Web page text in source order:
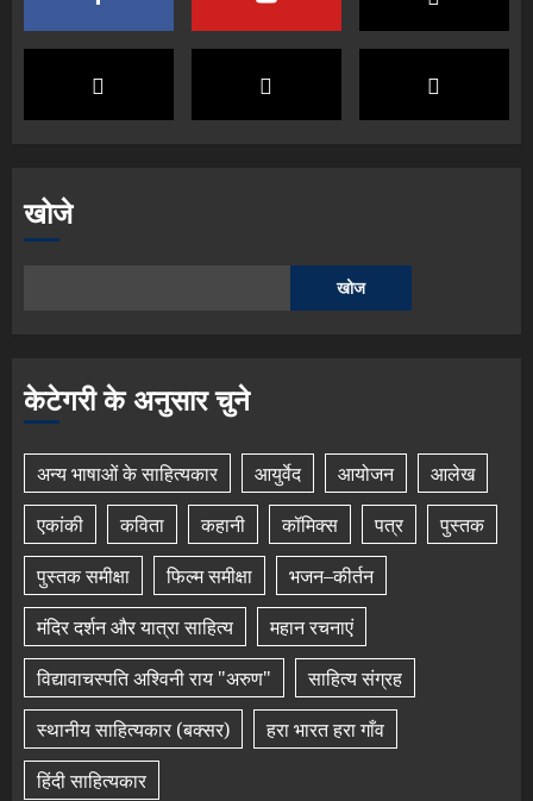
खोजे
खोज
केटेगरी के अनुसार चुने
अन्य भाषाओं के साहित्यकार आयुर्वेद आयोजन
आलेख
एकांकी
कविता कहानी कॉमिक्स पत्र
पुस्तक
पुस्तक समीक्षा
फिल्म समीक्षा
भजन–कीर्तन
मंदिर दर्शन और यात्रा साहित्य
महान रचनाएं
विद्यावाचस्पति अश्विनी राय "अरुण"
साहित्य संग्रह
स्थानीय साहित्यकार (बक्सर)
हरा भारत हरा गाँव
हिंदी साहित्यकार